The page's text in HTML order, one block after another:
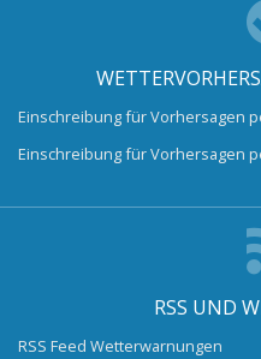
Einschreibung für Vorhersagen
Einschreibung für Vorhersagen
RSS UND
RSS Feed Wetterwarnungen